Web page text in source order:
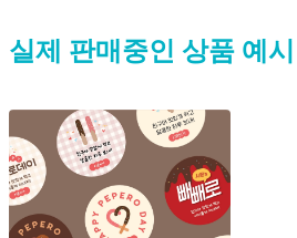
실제 판매중인 상품 예시